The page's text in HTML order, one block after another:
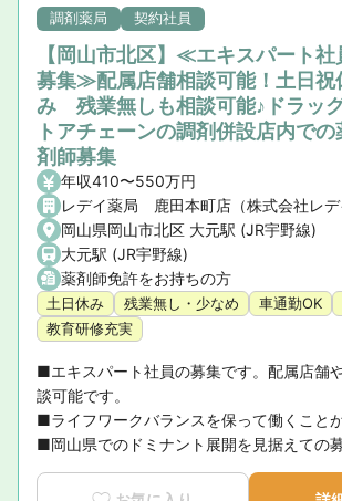
調剤薬局 契約社員
【岡山市北区】≪エキスパート社
募集≫配属店舗相談可能！土日祝
み 残業無しも相談可能♪ドラッ
トアチェーンの調剤併設店内での
剤師募集
年収410〜550万円
レデイ薬局 鹿田本町店（株式会社レデ
岡山県岡山市北区 大元駅 (JR宇野線)
大元駅 (JR宇野線)
薬剤師免許をお持ちの方
土日休み 残業無し・少なめ 車通勤OK
教育研修充実
■エキスパート社員の募集です。配属店舗
談可能です。
■ライフワークバランスを保って働くことが
■岡山県でのドミナント展開を見据えての募